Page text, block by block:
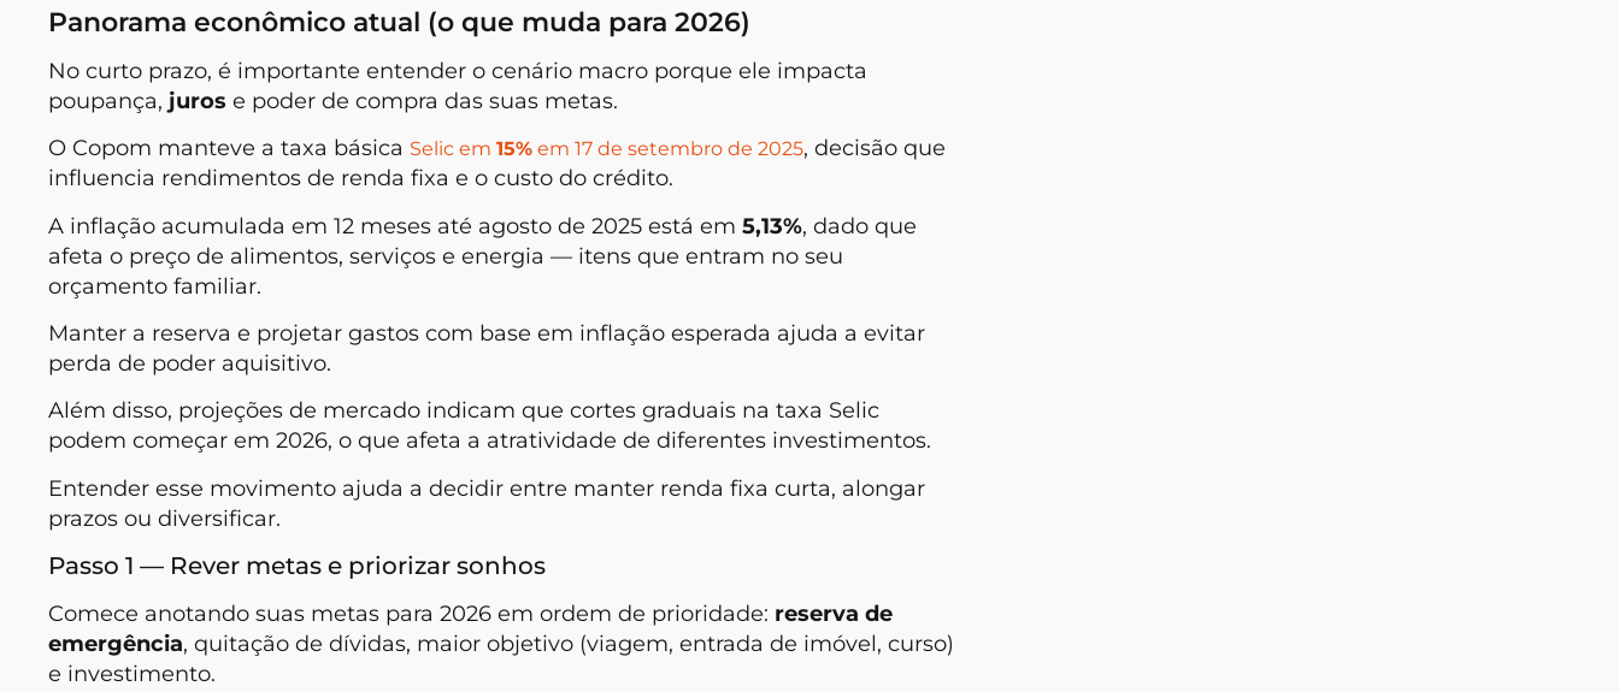
Panorama econômico atual (o que muda para 2026)
No curto prazo, é importante entender o cenário macro porque ele impacta
poupança, juros e poder de compra das suas metas.
O Copom manteve a taxa básica Selic em 15% em 17 de setembro de 2025, decisão que
influencia rendimentos de renda fixa e o custo do crédito.
A inflação acumulada em 12 meses até agosto de 2025 está em 5,13%, dado que
afeta o preço de alimentos, serviços e energia — itens que entram no seu
orçamento familiar.
Manter a reserva e projetar gastos com base em inflação esperada ajuda a evitar
perda de poder aquisitivo.
Além disso, projeções de mercado indicam que cortes graduais na taxa Selic
podem começar em 2026, o que afeta a atratividade de diferentes investimentos.
Entender esse movimento ajuda a decidir entre manter renda fixa curta, alongar
prazos ou diversificar.
Passo 1 — Rever metas e priorizar sonhos
Comece anotando suas metas para 2026 em ordem de prioridade: reserva de
emergência, quitação de dívidas, maior objetivo (viagem, entrada de imóvel, curso)
e investimento.